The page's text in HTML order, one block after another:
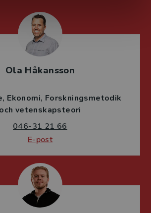
Ola Håkansson
Ekonomi Forskningsmetodik
och vetenskapsteori
046-31 21 66
E-post